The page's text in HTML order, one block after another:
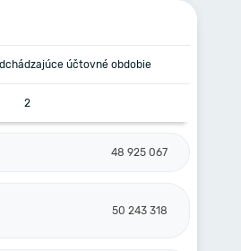
účtovné obdobie
2
48 925 067
50 243 318